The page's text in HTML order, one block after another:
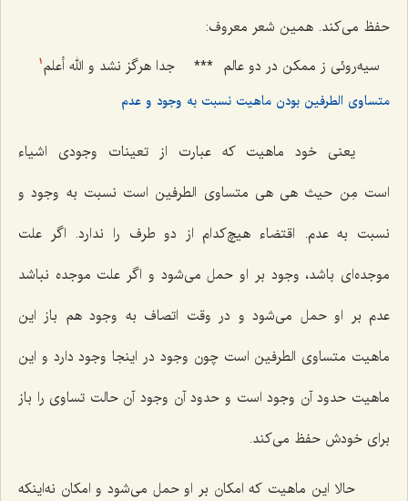
حفظ می‌کند. همین شعر معروف:
سیه‌روئى ز ممکن در دو عالم *** جدا هرگز نشد و الله أعلم 1
متساوی الطرفین بودن ماهیت نسبت به وجود و عدم
یعنی خود ماهیت که عبارت از تعینات وجودی اشیاء
است مِن حیث هی هی متساوی الطرفین است نسبت به وجود و
نسبت به عدم. اقتضاء هیچ‌کدام از دو طرف را ندارد. اگر علت
موجده‌ای باشد، وجود بر او حمل می‌شود و اگر علت موجده نباشد
عدم بر او حمل می‌شود و در وقت اتصاف به وجود هم باز این
ماهیت متساوی الطرفین است چون وجود در اینجا وجود دارد و این
ماهیت حدود آن وجود است و حدود آن وجود آن حالت تساوی را باز
برای خودش حفظ می‌کند.
حالا این ماهیت که امکان بر او حمل می‌شود و امکان نه‌اینکه